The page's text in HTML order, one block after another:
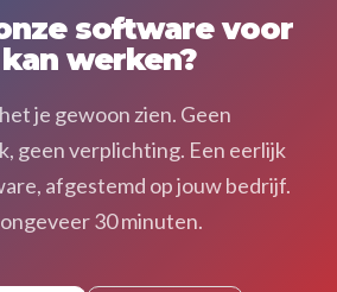
software voor
werken?
je gewoon zien. Geen
geen verplichting. Een eerlijk
afgestemd op jouw bedrijf.
30 minuten.